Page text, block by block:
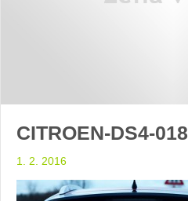
CITROEN-DS4-018
1. 2. 2016